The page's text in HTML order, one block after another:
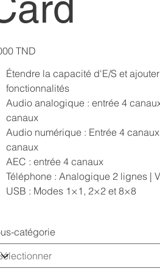
TND
Étendre la capacité d'E/S et
fonctionnalités
Audio analogique : entrée 4
canaux
Audio numérique : Entrée 4
canaux
AEC : entrée 4 canaux
Téléphone : Analogique 2 lignes |
USB : Modes 1×1, 2×2 et 8×8
catégorie